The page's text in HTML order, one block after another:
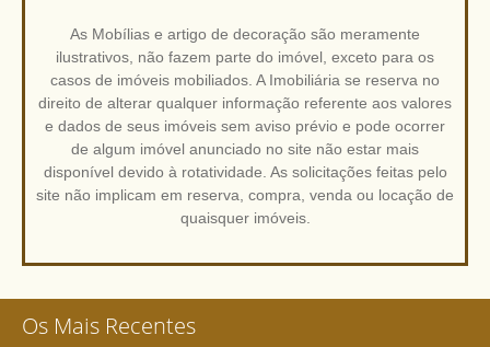
As Mobílias e artigo de decoração são meramente
ilustrativos, não fazem parte do imóvel, exceto para os
casos de imóveis mobiliados. A Imobiliária se reserva no
direito de alterar qualquer informação referente aos valores
e dados de seus imóveis sem aviso prévio e pode ocorrer
de algum imóvel anunciado no site não estar mais
disponível devido à rotatividade. As solicitações feitas pelo
site não implicam em reserva, compra, venda ou locação de
quaisquer imóveis.
Os Mais Recentes